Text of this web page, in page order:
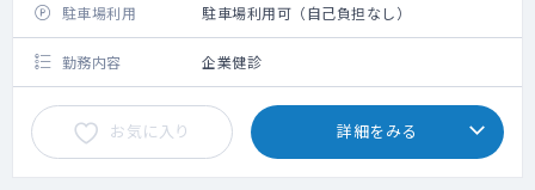
は支給不可
駐車場利用 駐車場利用可（自己負担なし）
勤務内容 企業健診
お気に入り 詳細をみる